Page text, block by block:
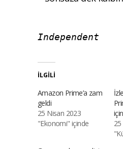
Independent
İLGILI
Amazon Prime’a zam
geldi
25 Nisan 2023
"Ekonomi" içinde
25